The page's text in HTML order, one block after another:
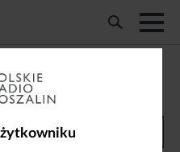
i ropuchy